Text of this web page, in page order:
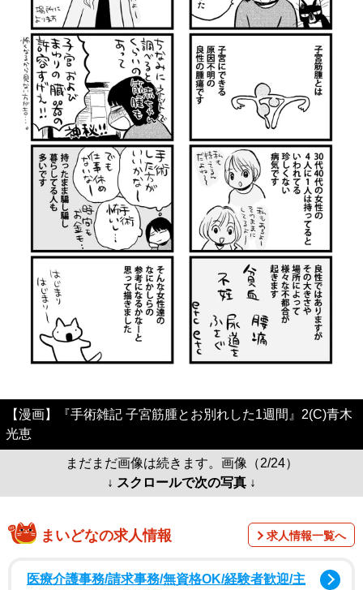
【漫画】『手術雑記 子宮筋腫とお別れした1週間』2(C)青木
光恵
まだまだ画像は続きます。画像（2/24）
↓ スクロールで次の写真 ↓
まいどなの求人情報 求人情報一覧へ
医療介護事務/請求事務/無資格OK/経験者歓迎/主